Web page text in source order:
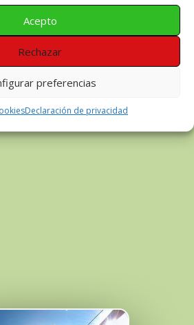
Acepto
Rechazar
preferencias
Declaración de privacidad